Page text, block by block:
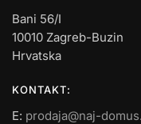
Bani 56/I
10010 Zagreb-Buzin
Hrvatska
KONTAKT:
E: prodaja@naj-